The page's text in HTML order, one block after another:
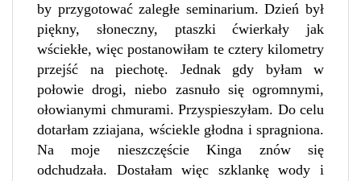
by przygotować zaległe seminarium. Dzień był
piękny, słoneczny, ptaszki ćwierkały jak
wściekłe, więc postanowiłam te cztery kilometry
przejść na piechotę. Jednak gdy byłam w
połowie drogi, niebo zasnuło się ogromnymi,
ołowianymi chmurami. Przyspieszyłam. Do celu
dotarłam zziajana, wściekle głodna i spragniona.
Na moje nieszczęście Kinga znów się
odchudzała. Dostałam więc szklankę wody i